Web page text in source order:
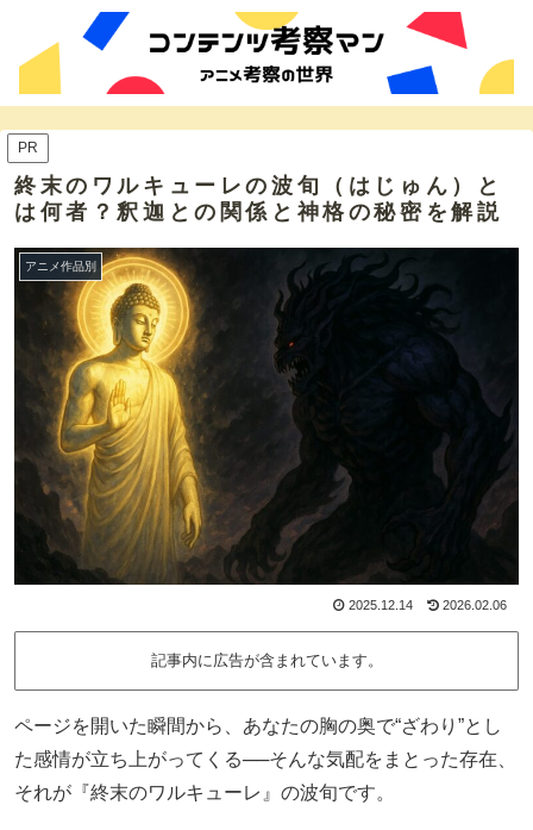
PR
終末のワルキューレの波旬（はじゅん）と
は何者？釈迦との関係と神格の秘密を解説
アニメ作品別
2025.12.14 2026.02.06
記事内に広告が含まれています。
ページを開いた瞬間から、あなたの胸の奥で“ざわり”とし
た感情が立ち上がってくる──そんな気配をまとった存在、
それが『終末のワルキューレ』の波旬です。